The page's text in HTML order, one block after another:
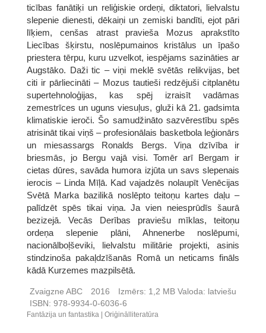
ticības fanātiķi un reliģiskie ordeņi, diktatori, lielvalstu
slepenie dienesti, dēkaiņi un zemiski bandīti, ejot pāri
līķiem, cenšas atrast pravieša Mozus aprakstīto
Liecības šķirstu, noslēpumainos kristālus un īpašo
priestera tērpu, kuru uzvelkot, iespējams sazināties ar
Augstāko. Daži tic – viņi meklē svētās relikvijas, bet
citi ir pārliecināti – Mozus tautieši redzējuši citplanētu
supertehnoloģijas, kas spēj izraisīt vadāmas
zemestrīces un uguns viesuļus, gluži kā 21. gadsimta
klimatiskie ieroči. Šo samudžināto sazvērestību spēs
atrisināt tikai viņš – profesionālais basketbola leģionārs
un miesassargs Ronalds Bergs. Viņa dzīvība ir
briesmās, jo Bergu vajā visi. Tomēr arī Bergam ir
cietas dūres, savāda humora izjūta un savs slepenais
ierocis – Linda Mīļā. Kad vajadzēs nolaupīt Venēcijas
Svētā Marka bazilikā noslēpto teitoņu kartes daļu –
palīdzēt spēs tikai viņa. Ja vien neiesprūdīs šaurā
bezizejā. Vecās Derības praviešu mīklas, teitoņu
ordeņa slepenie plāni, Ahnenerbe noslēpumi,
nacionālboļševiki, lielvalstu militārie projekti, asinis
stindzinoša pakaļdzīšanās Romā un neticams fināls
kādā Kurzemes mazpilsētā.
Zvaigzne ABC 2016 Izmērs: 1,2 MB Valoda: latviešu
ISBN: 978-9934-0-6036-6
Fantāzija un fantastika Oriģinālliteratūra